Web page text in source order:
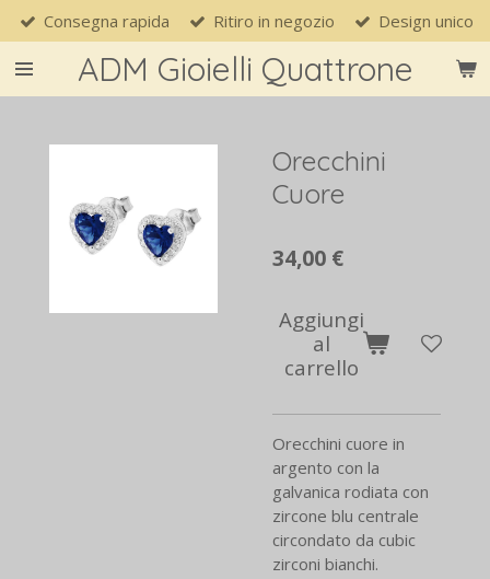
Vai
al
contenuto
principale
ADM Gioielli Quattrone
Consegna rapida Ritiro in negozio Design unico
Orecchini
Cuore
34,00 €
Aggiungi
al
carrello
Orecchini cuore in
argento con la
galvanica rodiata con
zircone blu centrale
circondato da cubic
zirconi bianchi.